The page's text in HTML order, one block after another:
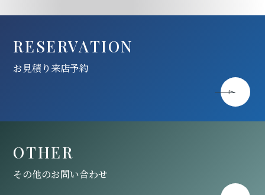
RESERVATION
お見積り来店予約
OTHER
その他のお問い合わせ